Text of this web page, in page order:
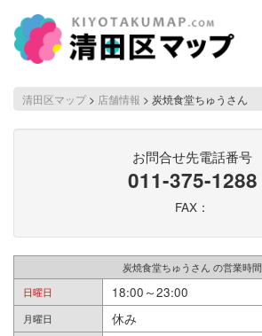
清田区マップ > 店舗情報 > 炭焼食堂ちゅうさん
お問合せ先電話番号
011-375-1288
FAX：
炭焼食堂ちゅうさん の営業時間
日曜日 18:00～23:00
月曜日 休み